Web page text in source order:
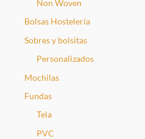
Non Woven
Bolsas Hostelería
Sobres y bolsitas
Personalizados
Mochilas
Fundas
Tela
PVC